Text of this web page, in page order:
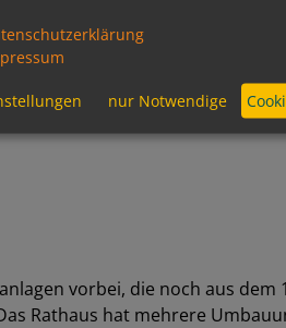
vorbei, die noch aus
Rathaus hat mehrere
nur Notwendige